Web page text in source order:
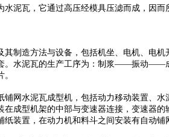
泥瓦，它通过高压经模具压滤而成，因
其制造方法与设备，包括机坐、电机、电
。水泥瓦的生产工序为：制浆——振动
铺网水泥瓦成型机，包括动力移动装置
成型机架的中部与变速器连接，变速器
装置，在动力机和料斗之间安装有自动